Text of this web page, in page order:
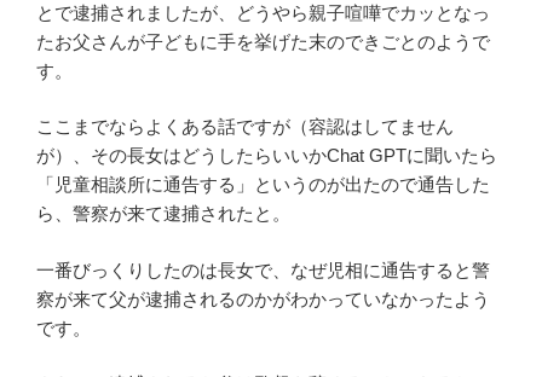
とで逮捕されましたが、どうやら親子喧嘩でカッとなっ
たお父さんが子どもに手を挙げた末のできごとのようで
す。
ここまでならよくある話ですが（容認はしてません
が）、その長女はどうしたらいいかChat GPTに聞いたら
「児童相談所に通告する」というのが出たので通告した
ら、警察が来て逮捕されたと。
一番びっくりしたのは長女で、なぜ児相に通告すると警
察が来て父が逮捕されるのかがわかっていなかったよう
です。